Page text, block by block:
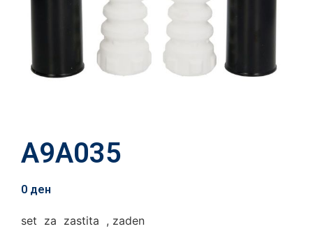
A9A035
0 ден
set za zastita , zaden